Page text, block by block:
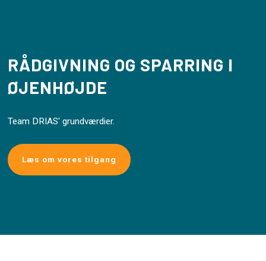
RÅDGIVNING OG SPARRING I
ØJENHØJDE
Team DRIAS' grundværdier.
Læs om vores tilgang